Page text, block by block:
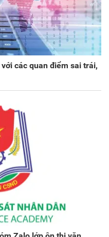
các quan điểm sai trái,